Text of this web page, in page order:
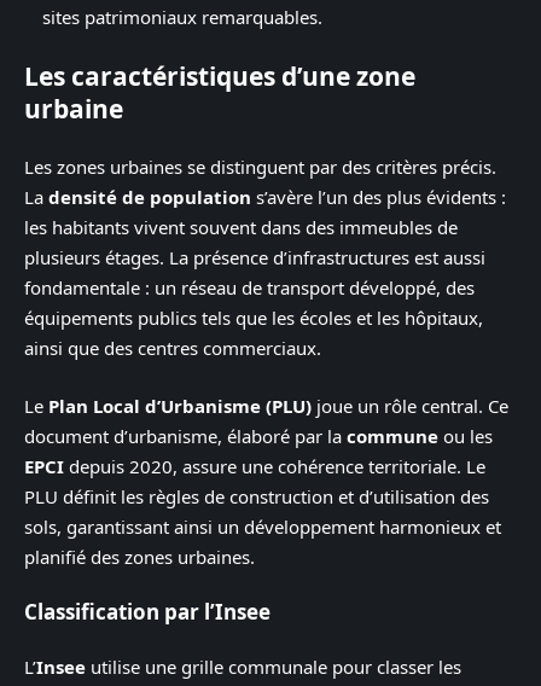
sites patrimoniaux remarquables.
Les caractéristiques d’une zone
urbaine
Les zones urbaines se distinguent par des critères précis.
La densité de population s’avère l’un des plus évidents :
les habitants vivent souvent dans des immeubles de
plusieurs étages. La présence d’infrastructures est aussi
fondamentale : un réseau de transport développé, des
équipements publics tels que les écoles et les hôpitaux,
ainsi que des centres commerciaux.
Le Plan Local d’Urbanisme (PLU) joue un rôle central. Ce
document d’urbanisme, élaboré par la commune ou les
EPCI depuis 2020, assure une cohérence territoriale. Le
PLU définit les règles de construction et d’utilisation des
sols, garantissant ainsi un développement harmonieux et
planifié des zones urbaines.
Classification par l’Insee
L’Insee utilise une grille communale pour classer les